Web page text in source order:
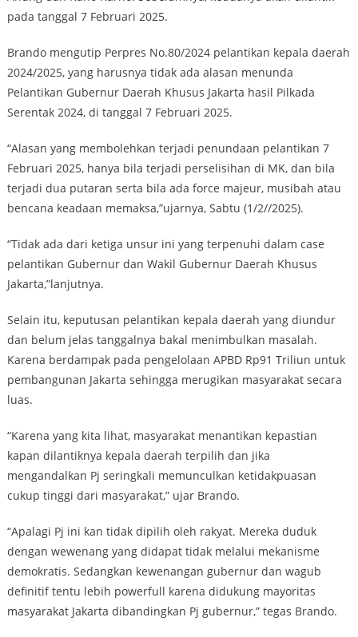
pada tanggal 7 Februari 2025.
Brando mengutip Perpres No.80/2024 pelantikan kepala daerah
2024/2025, yang harusnya tidak ada alasan menunda
Pelantikan Gubernur Daerah Khusus Jakarta hasil Pilkada
Serentak 2024, di tanggal 7 Februari 2025.
“Alasan yang membolehkan terjadi penundaan pelantikan 7
Februari 2025, hanya bila terjadi perselisihan di MK, dan bila
terjadi dua putaran serta bila ada force majeur, musibah atau
bencana keadaan memaksa,”ujarnya, Sabtu (1/2//2025).
“Tidak ada dari ketiga unsur ini yang terpenuhi dalam case
pelantikan Gubernur dan Wakil Gubernur Daerah Khusus
Jakarta,”lanjutnya.
Selain itu, keputusan pelantikan kepala daerah yang diundur
dan belum jelas tanggalnya bakal menimbulkan masalah.
Karena berdampak pada pengelolaan APBD Rp91 Triliun untuk
pembangunan Jakarta sehingga merugikan masyarakat secara
luas.
“Karena yang kita lihat, masyarakat menantikan kepastian
kapan dilantiknya kepala daerah terpilih dan jika
mengandalkan Pj seringkali memunculkan ketidakpuasan
cukup tinggi dari masyarakat,” ujar Brando.
“Apalagi Pj ini kan tidak dipilih oleh rakyat. Mereka duduk
dengan wewenang yang didapat tidak melalui mekanisme
demokratis. Sedangkan kewenangan gubernur dan wagub
definitif tentu lebih powerfull karena didukung mayoritas
masyarakat Jakarta dibandingkan Pj gubernur,” tegas Brando.